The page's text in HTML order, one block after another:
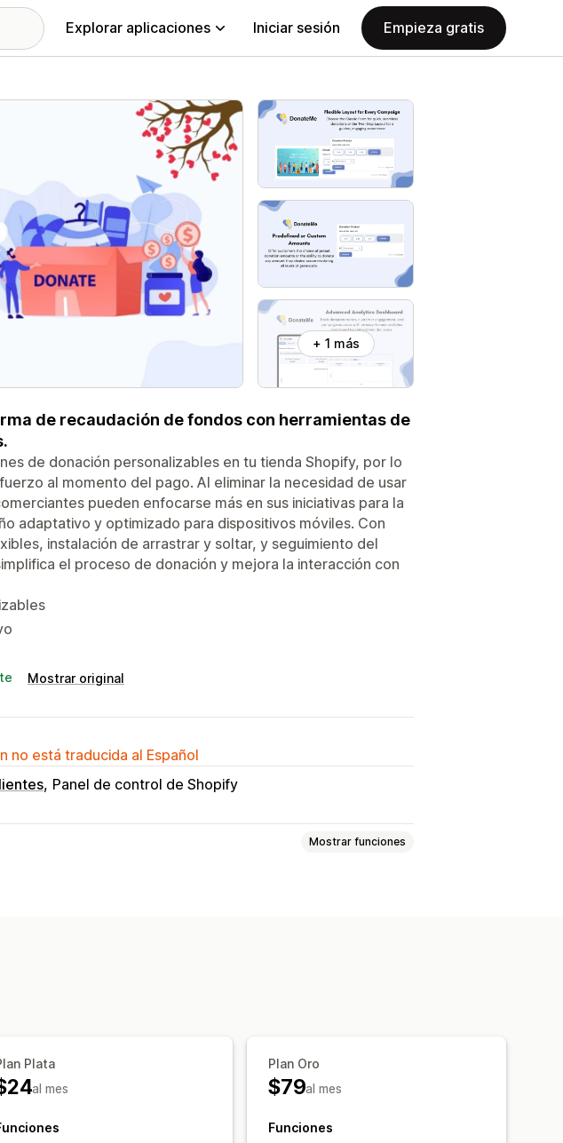
Explorar aplicaciones Iniciar sesión Empieza gratis
+ 1 más
de recaudación de fondos con herramientas de
de donación personalizables en tu tienda Shopify, por lo
al momento del pago. Al eliminar la necesidad de usar
pueden enfocarse más en sus iniciativas para la
adaptativo y optimizado para dispositivos móviles. Con
instalación de arrastrar y soltar, y seguimiento del
el proceso de donación y mejora la interacción con
Mostrar original
no está traducida al Español
Panel de control de Shopify
Mostrar funciones
Widget de donación
de correo electrónico
Plata
al mes
Plan Oro
$79al mes
Funciones